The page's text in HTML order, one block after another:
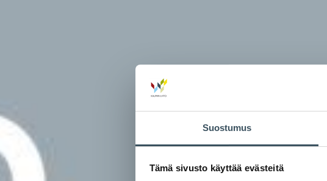
Suostumus
Tämä sivusto käyttää evästeitä